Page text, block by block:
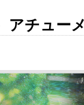
アチュー